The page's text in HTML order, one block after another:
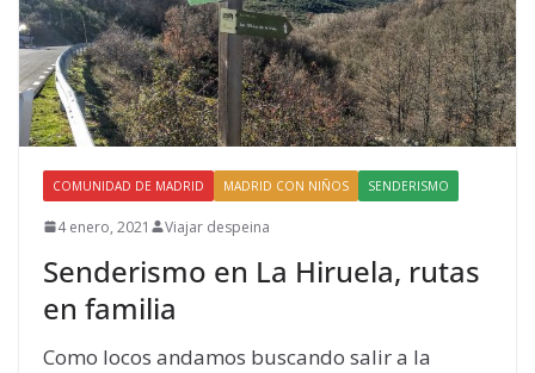
COMUNIDAD DE MADRID MADRID CON NIÑOS SENDERISMO
4 enero, 2021 Viajar despeina
Senderismo en La Hiruela, rutas
en familia
Como locos andamos buscando salir a la